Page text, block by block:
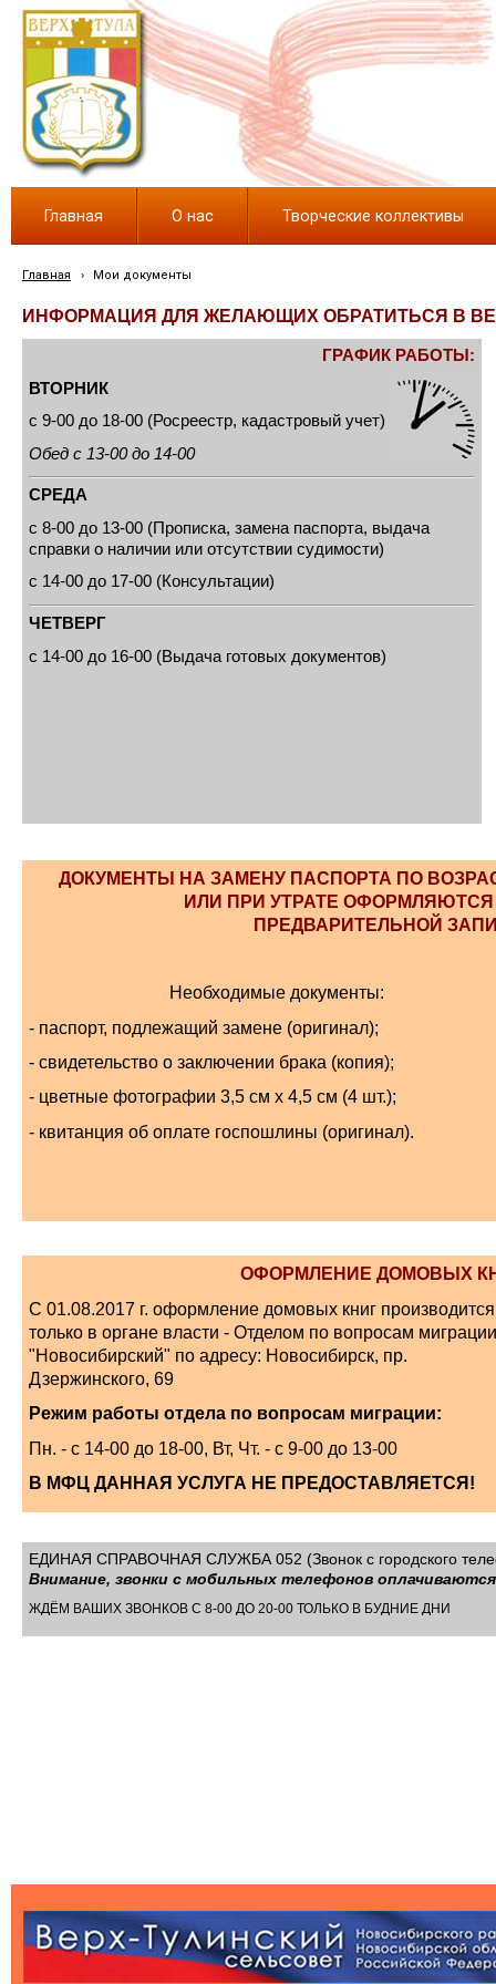
Главная О нас Творческие коллективы
Главная › Мои документы
ИНФОРМАЦИЯ ДЛЯ ЖЕЛАЮЩИХ ОБРАТИТЬСЯ В
ГРАФИК РАБОТЫ:
ВТОРНИК
с 9-00 до 18-00 (Росреестр, кадастровый учет)
Обед с 13-00 до 14-00
СРЕДА
с 8-00 до 13-00 (Прописка, замена паспорта, выдача
справки о наличии или отсутствии судимости)
с 14-00 до 17-00 (Консультации)
ЧЕТВЕРГ
с 14-00 до 16-00 (Выдача готовых документов)
ДОКУМЕНТЫ НА ЗАМЕНУ ПАСПОРТА ПО
ИЛИ ПРИ УТРАТЕ
ПРЕДВАРИТЕЛЬНОЙ
Необходимые документы:
- паспорт, подлежащий замене (оригинал);
- свидетельство о заключении брака (копия);
- цветные фотографии 3,5 см х 4,5 см (4 шт.);
- квитанция об оплате госпошлины (оригинал).
ОФОРМЛЕНИЕ ДОМОВЫХ
С 01.08.2017 г. оформление домовых книг производится
только в органе власти - Отделом по вопросам миграции
"Новосибирский" по адресу: Новосибирск, пр.
Дзержинского, 69
Режим работы отдела по вопросам миграции:
Пн. - с 14-00 до 18-00, Вт, Чт. - с 9-00 до 13-00
В МФЦ ДАННАЯ УСЛУГА НЕ ПРЕДОСТАВЛЯЕТСЯ!
ЕДИНАЯ СПРАВОЧНАЯ СЛУЖБА 052 (Звонок с городского
Внимание, звонки с мобильных телефонов
ЖДЁМ ВАШИХ ЗВОНКОВ С 8-00 ДО 20-00 ТОЛЬКО В БУДНИЕ ДНИ